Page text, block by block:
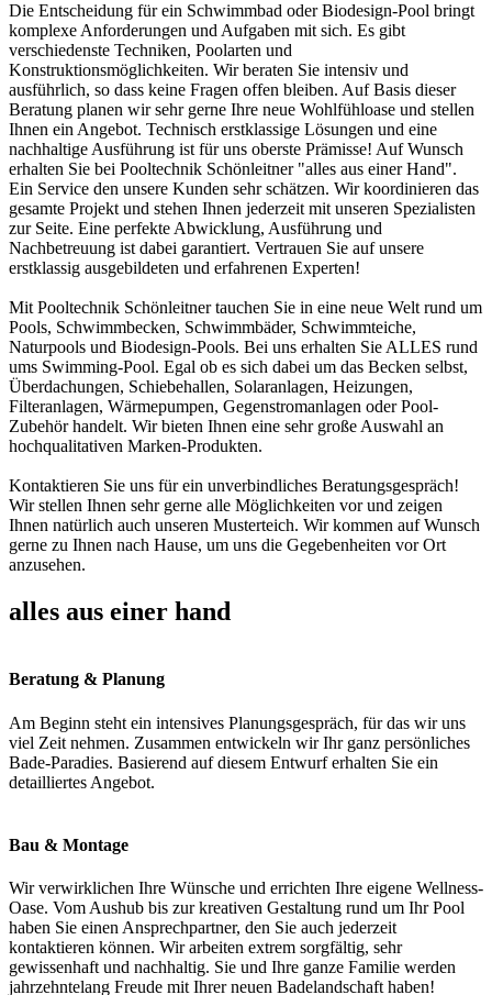
Die Entscheidung für ein Schwimmbad oder Biodesign-Pool bringt
komplexe Anforderungen und Aufgaben mit sich. Es gibt
verschiedenste Techniken, Poolarten und
Konstruktionsmöglichkeiten. Wir beraten Sie intensiv und
ausführlich, so dass keine Fragen offen bleiben. Auf Basis dieser
Beratung planen wir sehr gerne Ihre neue Wohlfühloase und stellen
Ihnen ein Angebot. Technisch erstklassige Lösungen und eine
nachhaltige Ausführung ist für uns oberste Prämisse! Auf Wunsch
erhalten Sie bei Pooltechnik Schönleitner "alles aus einer Hand".
Ein Service den unsere Kunden sehr schätzen. Wir koordinieren das
gesamte Projekt und stehen Ihnen jederzeit mit unseren Spezialisten
zur Seite. Eine perfekte Abwicklung, Ausführung und
Nachbetreuung ist dabei garantiert. Vertrauen Sie auf unsere
erstklassig ausgebildeten und erfahrenen Experten!
Mit Pooltechnik Schönleitner tauchen Sie in eine neue Welt rund um
Pools, Schwimmbecken, Schwimmbäder, Schwimmteiche,
Naturpools und Biodesign-Pools. Bei uns erhalten Sie ALLES rund
ums Swimming-Pool. Egal ob es sich dabei um das Becken selbst,
Überdachungen, Schiebehallen, Solaranlagen, Heizungen,
Filteranlagen, Wärmepumpen, Gegenstromanlagen oder Pool-
Zubehör handelt. Wir bieten Ihnen eine sehr große Auswahl an
hochqualitativen Marken-Produkten.
Kontaktieren Sie uns für ein unverbindliches Beratungsgespräch!
Wir stellen Ihnen sehr gerne alle Möglichkeiten vor und zeigen
Ihnen natürlich auch unseren Musterteich. Wir kommen auf Wunsch
gerne zu Ihnen nach Hause, um uns die Gegebenheiten vor Ort
anzusehen.
alles aus einer hand
Beratung & Planung
Am Beginn steht ein intensives Planungsgespräch, für das wir uns
viel Zeit nehmen. Zusammen entwickeln wir Ihr ganz persönliches
Bade-Paradies. Basierend auf diesem Entwurf erhalten Sie ein
detailliertes Angebot.
Bau & Montage
Wir verwirklichen Ihre Wünsche und errichten Ihre eigene Wellness-
Oase. Vom Aushub bis zur kreativen Gestaltung rund um Ihr Pool
haben Sie einen Ansprechpartner, den Sie auch jederzeit
kontaktieren können. Wir arbeiten extrem sorgfältig, sehr
gewissenhaft und nachhaltig. Sie und Ihre ganze Familie werden
jahrzehntelang Freude mit Ihrer neuen Badelandschaft haben!